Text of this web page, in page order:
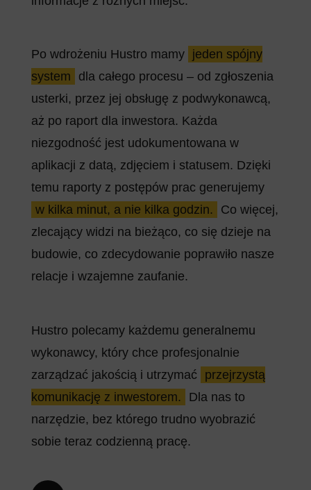
Po wdrożeniu Hustro mamy jeden spójny
system
dla całego procesu – od zgłoszenia
usterki, przez jej obsługę z podwykonawcą,
aż po raport dla inwestora. Każda
niezgodność jest udokumentowana w
aplikacji z datą, zdjęciem i statusem. Dzięki
temu raporty z postępów prac generujemy
w kilka minut, a nie kilka godzin.
Co więcej,
zlecający widzi na bieżąco, co się dzieje na
budowie, co zdecydowanie poprawiło nasze
relacje i wzajemne zaufanie.
Hustro polecamy każdemu generalnemu
wykonawcy, który chce profesjonalnie
zarządzać jakością i utrzymać przejrzystą
komunikację z inwestorem.
Dla nas to
narzędzie, bez którego trudno wyobrazić
sobie teraz codzienną pracę.